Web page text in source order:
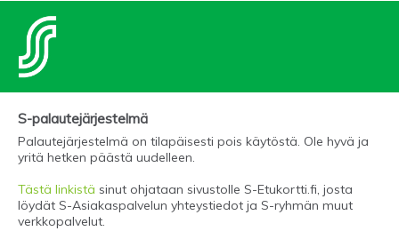
S-palautejärjestelmä
Palautejärjestelmä on tilapäisesti pois käytöstä. Ole hyvä ja
yritä hetken päästä uudelleen.
Tästä linkistä sinut ohjataan sivustolle S-Etukortti.fi, josta
löydät S-Asiakaspalvelun yhteystiedot ja S-ryhmän muut
verkkopalvelut.